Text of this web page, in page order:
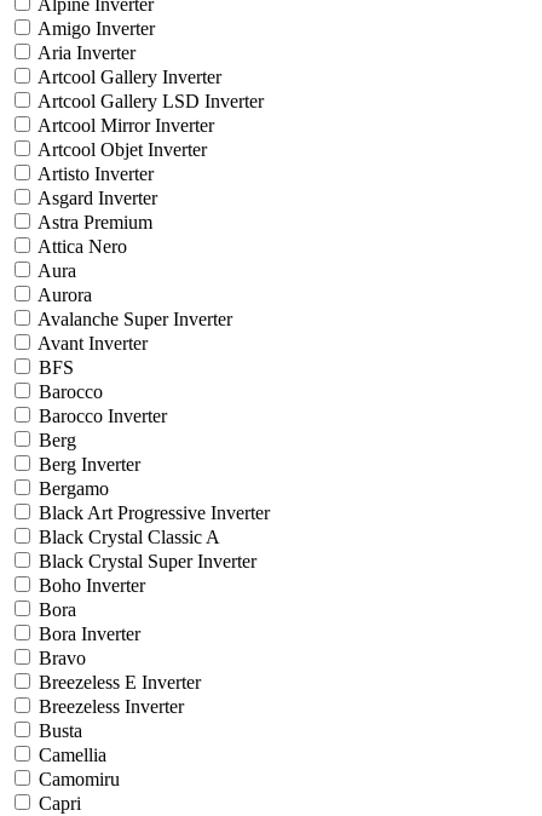
Alpine Inverter
Amigo Inverter
Aria Inverter
Artcool Gallery Inverter
Artcool Gallery LSD Inverter
Artcool Mirror Inverter
Artcool Objet Inverter
Artisto Inverter
Asgard Inverter
Astra Premium
Attica Nero
Aura
Aurora
Avalanche Super Inverter
Avant Inverter
BFS
Barocco
Barocco Inverter
Berg
Berg Inverter
Bergamo
Black Art Progressive Inverter
Black Crystal Classic A
Black Crystal Super Inverter
Boho Inverter
Bora
Bora Inverter
Bravo
Breezeless E Inverter
Breezeless Inverter
Busta
Camellia
Camomiru
Capri